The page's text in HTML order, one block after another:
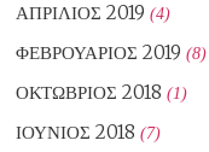
ΑΠΡΊΛΙΟΣ 2019 (4)
ΦΕΒΡΟΥΆΡΙΟΣ 2019 (8)
ΟΚΤΏΒΡΙΟΣ 2018 (1)
ΙΟΎΝΙΟΣ 2018 (7)